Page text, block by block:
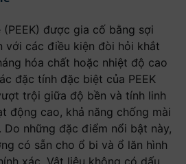
được gia cố bằng sợi
với các điều kiện đòi hỏi khắt
hóa chất hoặc nhiệt độ cao
đặc tính đặc biệt của PEEK
trội giữa độ bền và tính linh
động cao, khả năng chống mài
Do những đặc điểm nổi bật này,
có sẵn cho ổ bi và ổ lăn hình